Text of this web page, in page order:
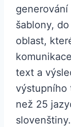
šablony,
oblast,
text a
výstupního
než 25